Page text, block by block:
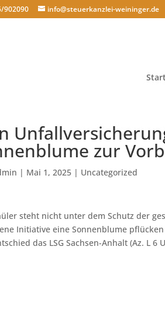
902090 info@steuerkanzlei-weininger.de
zur
| Mai 1, 2025 | Uncategorized
steht nicht unter dem Schutz der
Initiative eine Sonnenblume
das LSG Sachsen-Anhalt (Az. L 6